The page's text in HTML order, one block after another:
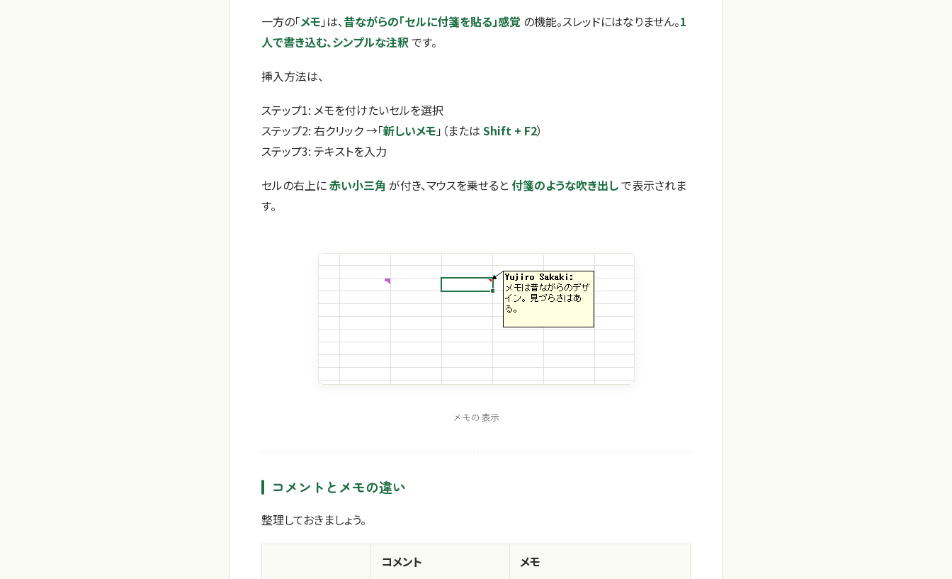
一方の「メモ 」は、昔ながらの「セルに付箋を貼る」感覚 の機能。スレッドにはなりません。1
人で書き込む、シンプルな注釈 です。
挿入方法は、
ステップ1: メモを付けたいセルを選択
ステップ2: 右クリック →「新しいメモ」（または Shift + F2）
ステップ3: テキストを入力
セルの右上に赤い小三角 が付き、マウスを乗せると 付箋のような吹き出しで表示されま
す。
メモの表示
コメントとメモの違い
整理しておきましょう。
コメント メモ